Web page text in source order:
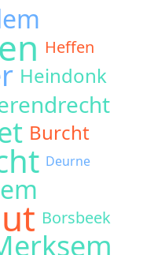
Heffen
Heindonk
Burcht
Deurne
Borsbeek